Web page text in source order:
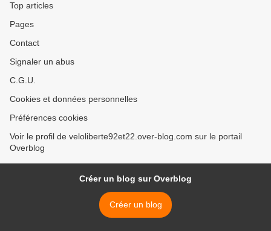
Top articles
Pages
Contact
Signaler un abus
C.G.U.
Cookies et données personnelles
Préférences cookies
Voir le profil de veloliberte92et22.over-blog.com sur le portail
Overblog
Créer un blog sur Overblog
Créer un blog